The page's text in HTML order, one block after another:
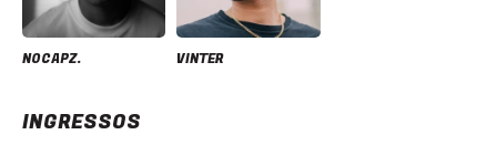
NOCAPZ. VINTER
INGRESSOS